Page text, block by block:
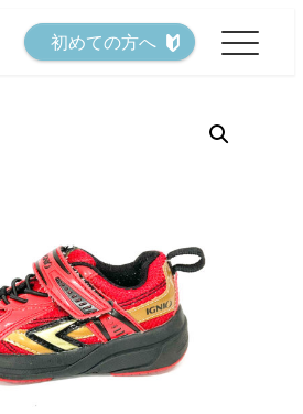
初めての方へ